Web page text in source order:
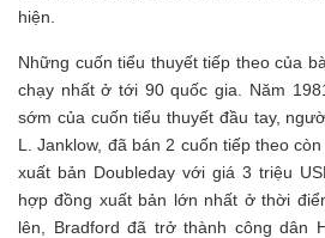
hiện.
Những cuốn tiểu thuyết tiếp theo của
chạy nhất ở tới 90 quốc gia. Năm
sớm của cuốn tiểu thuyết đầu tay,
L. Janklow, đã bán 2 cuốn tiếp theo
xuất bản Doubleday với giá 3 triệu
hợp đồng xuất bản lớn nhất ở thời
lên, Bradford đã trở thành công dân